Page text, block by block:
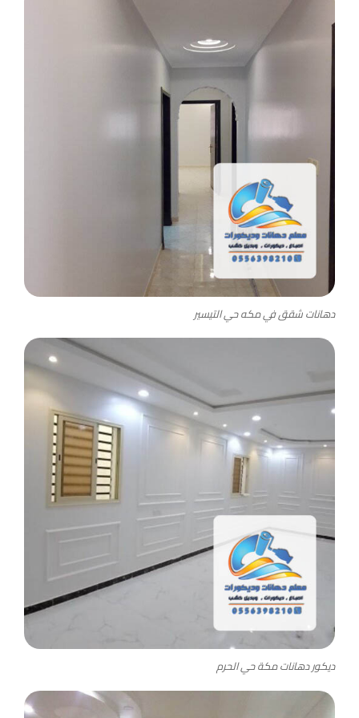
دهانات شقق في مكه حي التيسير
ديكور دهانات مكة حي الحرم